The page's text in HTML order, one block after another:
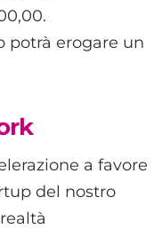
potrà erogare un
a favore
del nostro